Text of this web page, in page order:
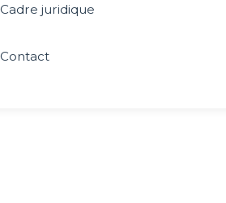
Cadre juridique
Contact